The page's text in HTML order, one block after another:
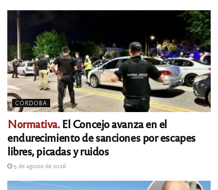
CÓRDOBA
Normativa.El Concejo avanza en el
endurecimiento de sanciones por escapes
libres, picadas y ruidos
5 de agosto de 2026